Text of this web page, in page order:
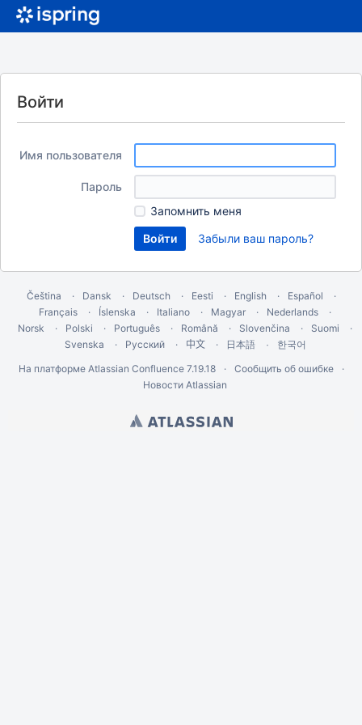
Войти
Имя пользователя
Пароль
Запомнить меня
Забыли ваш пароль?
Čeština Dansk Deutsch Eesti English
Español
Français
Íslenska Italiano Magyar
Nederlands
Norsk
Polski Português Română Slovenčina
Suomi
Svenska
Русский 中文 日本語
한국어
На платформе Atlassian Confluence 7.19.18
Сообщить об ошибке
Новости Atlassian